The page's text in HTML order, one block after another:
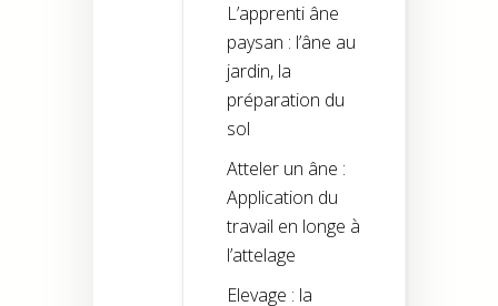
L’apprenti âne
paysan : l’âne au
jardin, la
préparation du
sol
Atteler un âne :
Application du
travail en longe à
l’attelage
Elevage : la